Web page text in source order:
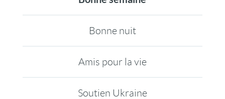
Bonne nuit
Amis pour la vie
Soutien Ukraine